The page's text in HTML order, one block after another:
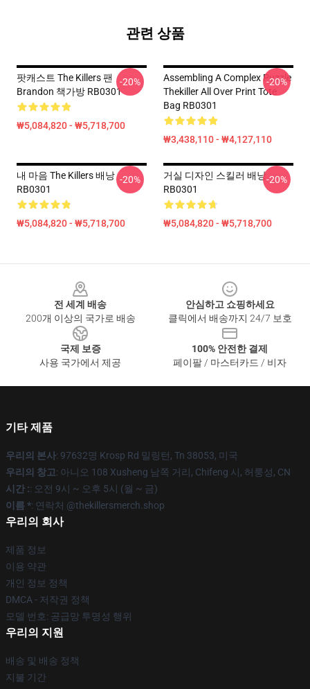
관련 상품
팟캐스트 The Killers 팬
Brandon 책가방 RB0301
₩5,084,820 - ₩5,718,700
-20%
Assembling A Complex Puzzle
Thekiller All Over Print Tote
Bag RB0301
₩3,438,110 - ₩4,127,110
-20%
내 마음 The Killers 배낭
RB0301
₩5,084,820 - ₩5,718,700
-20%
거실 디자인 스킬러 배낭
RB0301
₩5,084,820 - ₩5,718,700
-20%
전 세계 배송
200개 이상의 국가로 배송
안심하고 쇼핑하세요
클릭에서 배송까지 24/7 보호
국제 보증
사용 국가에서 제공
100% 안전한 결제
페이팔 / 마스터카드 / 비자
기타 제품
우리의 본사: 97632명 Krosp Rd 밀링턴, Tn 38053, 미국
우리의 창고: 아니오 108 Xusheng 남쪽 거리, Chifeng 시, 허룽성, CN
시간 :: 오전 9시 ~ 오후 5시 (월 ~ 금)
이름 *: 연락처 @thekillersmerch.shop
우리의 회사
제품 정보
이용 약관
개인 정보 정책
DMCA - 저작권 정책
모델 번호: 공급망 투명성 행위
우리의 지원
배송 및 배송 정책
지불 기간